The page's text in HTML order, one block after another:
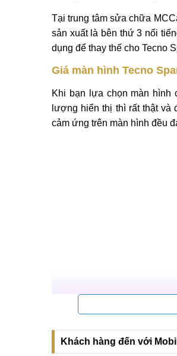
Tại trung tâm sửa chữa
sản xuất là bên thứ 3 nổi
dụng để thay thế cho Tecno
Giá màn hình Tecno
Khi bạn lựa chọn màn hình
lượng hiển thị thì rất thật và
cảm ứng trên màn hình đều
Bộ phận màn hình là nơi
Khách hàng đến với